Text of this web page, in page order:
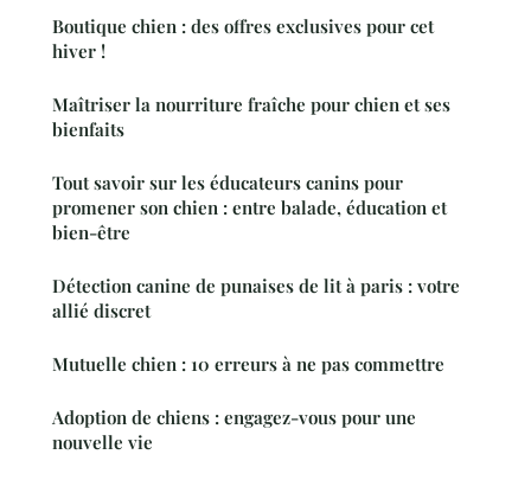
Boutique chien : des offres exclusives pour cet
hiver !
Maîtriser la nourriture fraîche pour chien et ses
bienfaits
Tout savoir sur les éducateurs canins pour
promener son chien : entre balade, éducation et
bien-être
Détection canine de punaises de lit à paris : votre
allié discret
Mutuelle chien : 10 erreurs à ne pas commettre
Adoption de chiens : engagez-vous pour une
nouvelle vie